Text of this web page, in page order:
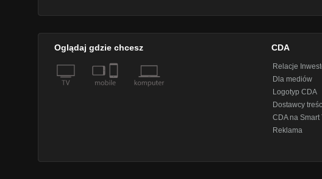
Oglądaj gdzie chcesz CDA
Relacje
Dla mediów
Logotyp CDA
Dostawcy
CDA na Smart
Reklama